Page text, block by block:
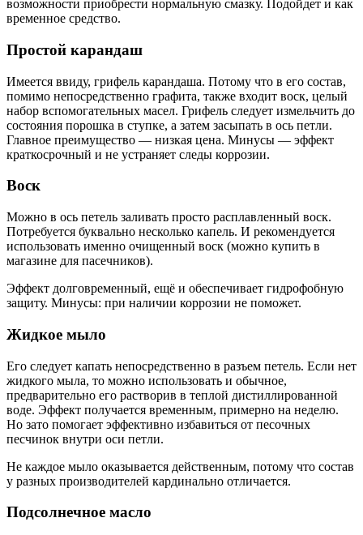
возможности приобрести нормальную смазку. Подойдет и как
временное средство.
Простой карандаш
Имеется ввиду, грифель карандаша. Потому что в его состав,
помимо непосредственно графита, также входит воск, целый
набор вспомогательных масел. Грифель следует измельчить до
состояния порошка в ступке, а затем засыпать в ось петли.
Главное преимущество — низкая цена. Минусы — эффект
краткосрочный и не устраняет следы коррозии.
Воск
Можно в ось петель заливать просто расплавленный воск.
Потребуется буквально несколько капель. И рекомендуется
использовать именно очищенный воск (можно купить в
магазине для пасечников).
Эффект долговременный, ещё и обеспечивает гидрофобную
защиту. Минусы: при наличии коррозии не поможет.
Жидкое мыло
Его следует капать непосредственно в разъем петель. Если нет
жидкого мыла, то можно использовать и обычное,
предварительно его растворив в теплой дистиллированной
воде. Эффект получается временным, примерно на неделю.
Но зато помогает эффективно избавиться от песочных
песчинок внутри оси петли.
Не каждое мыло оказывается действенным, потому что состав
у разных производителей кардинально отличается.
Подсолнечное масло